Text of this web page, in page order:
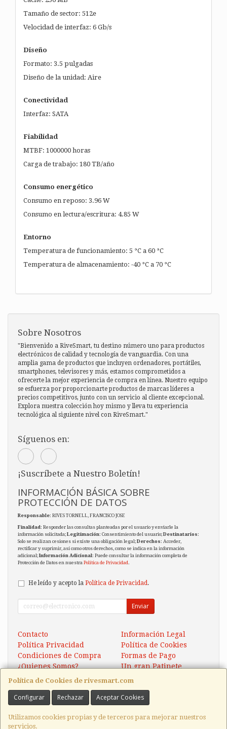
Tamaño de sector: 512e
Velocidad de interfaz: 6 Gb/s
Diseño
Formato: 3.5 pulgadas
Diseño de la unidad: Aire
Conectividad
Interfaz: SATA
Fiabilidad
MTBF: 1000000 horas
Carga de trabajo: 180 TB/año
Consumo energético
Consumo en reposo: 3.96 W
Consumo en lectura/escritura: 4.85 W
Entorno
Temperatura de funcionamiento: 5 °C a 60 °C
Temperatura de almacenamiento: -40 °C a 70 °C
Política de Cookies de rivesmart.com
Configurar Rechazar Aceptar Cookies
Utilizamos cookies propias y de terceros para mejorar nuestros
servicios.
Sobre Nosotros
"Bienvenido a RiveSmart, tu destino número uno para productos
electrónicos de calidad y tecnología de vanguardia. Con una
amplia gama de productos que incluyen ordenadores, portátiles,
smartphones, televisores y más, estamos comprometidos a
ofrecerte la mejor experiencia de compra en línea. Nuestro equipo
se esfuerza por proporcionarte productos de marcas líderes a
precios competitivos, junto con un servicio al cliente excepcional.
Explora nuestra colección hoy mismo y lleva tu experiencia
tecnológica al siguiente nivel con RiveSmart."
Síguenos en:
¡Suscríbete a Nuestro Boletín!
INFORMACIÓN BÁSICA SOBRE
PROTECCIÓN DE DATOS
Responsable: RIVES TORNELL, FRANCISCO JOSE
Finalidad: Responder las consultas planteadas por el usuario y enviarle la
información solicitada;Legitimación: Consentimiento del usuario;Destinatarios:
Solo se realizan cesiones si existe una obligación legal;Derechos: Acceder,
rectificar y suprimir, así como otros derechos, como se indica en la información
adicional;Información Adicional: Puede consultar la información completa de
Protección de Datos en nuestra Política de Privacidad.
He leído y acepto la Política de Privacidad .
Enviar
Contacto
Información Legal
Política Privacidad
Política de Cookies
Condiciones de Compra
Formas de Pago
¿Quienes Somos?
Un gran Patinete
Contacto